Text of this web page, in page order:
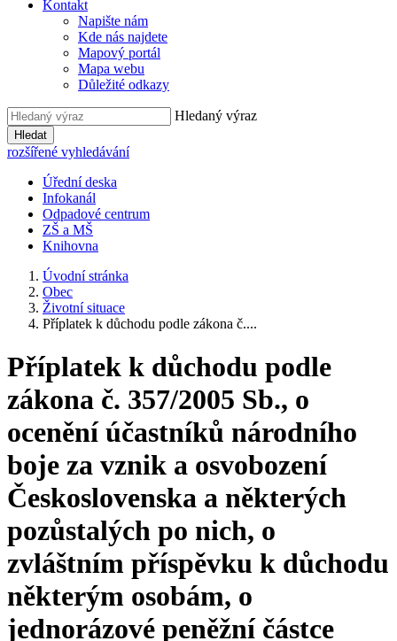
Kontakt
Napište nám
Kde nás najdete
Mapový portál
Mapa webu
Důležité odkazy
Hledaný výraz
Hledat
rozšířené vyhledávání
Úřední deska
Infokanál
Odpadové centrum
ZŠ a MŠ
Knihovna
Úvodní stránka
Obec
Životní situace
Příplatek k důchodu podle zákona č....
Příplatek k důchodu podle
zákona č. 357/2005 Sb., o
ocenění účastníků národního
boje za vznik a osvobození
Československa a některých
pozůstalých po nich, o
zvláštním příspěvku k důchodu
některým osobám, o
jednorázové peněžní částce